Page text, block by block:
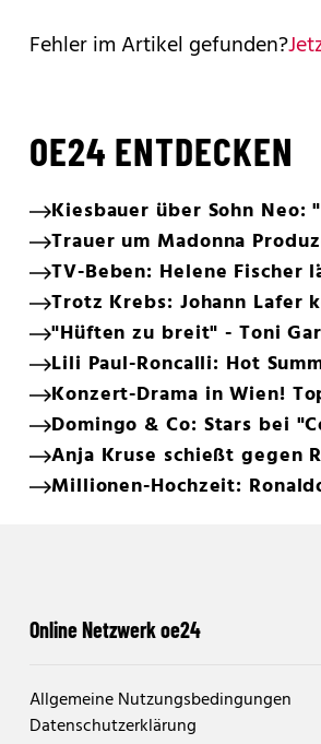
Fehler im Artikel gefunden?
OE24 ENTDECKEN
Kiesbauer über Sohn Neo:
Trauer um Madonna
TV-Beben: Helene Fischer
Trotz Krebs: Johann Lafer
"Hüften zu breit" - Toni
Lili Paul-Roncalli: Hot
Konzert-Drama in Wien!
Domingo & Co: Stars bei
Anja Kruse schießt gegen
Millionen-Hochzeit:
Online Netzwerk oe24
Allgemeine Nutzungsbedingungen
Datenschutzerklärung